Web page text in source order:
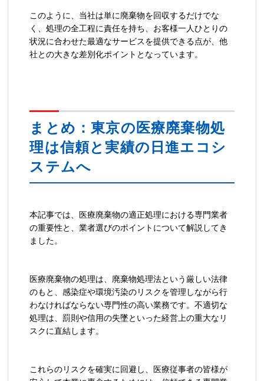
このように、当社は単に廃棄物を回収するだけでな
く、処理の全工程に責任を持ち、お客様一人ひとりの
状況に合わせた最適なサービスを提供できる点が、他
社との大きな差別化ポイントとなっています。
まとめ：東京の医療廃棄物処
理は信頼と実績の日進エコシ
ステムへ
本記事では、医療廃棄物の適正処理における専門業者
の重要性と、業者選びのポイントについて解説してき
ました。
医療廃棄物の処理は、廃棄物処理法という厳しい法律
のもと、感染症や環境汚染のリスクを管理しながら行
わなければならない専門性の高い業務です。不適切な
処理は、罰則や信用の失墜といった経営上の重大なリ
スクに直結します。
これらのリスクを確実に回避し、医療従事者の皆様が